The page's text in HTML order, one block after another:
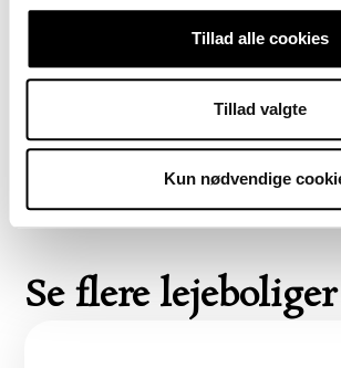
Tillad alle cookies
Tillad valgte
Kun nødvendige
barnedåben.
Det er ligeledes muligt at leje
som koster 2.200 kr. pr. måned.
Bemærk at billederne nødvendigvis ikke
konkrete bolig, men kan være fra andre
Se flere